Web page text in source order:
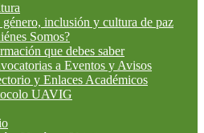
inclusión y cultura de paz
Somos?
que debes saber
a Eventos y Avisos
y Enlaces Académicos
UAVIG